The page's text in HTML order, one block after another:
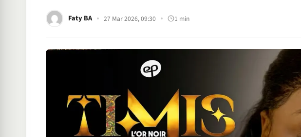
Faty BA 27 Mar 2026, 09:30 1 min